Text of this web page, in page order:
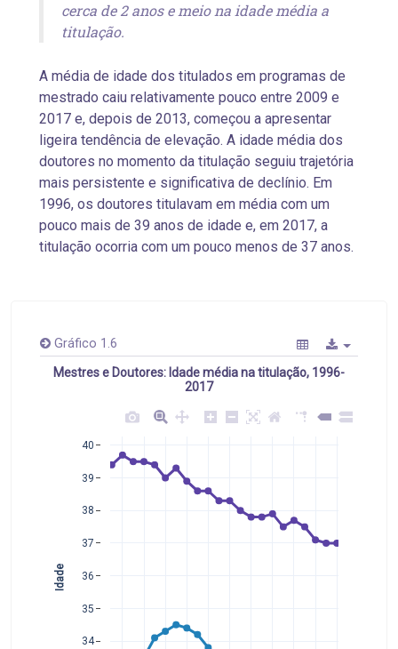
cerca de 2 anos e meio na idade média a
titulação.
A média de idade dos titulados em programas de
mestrado caiu relativamente pouco entre 2009 e
2017 e, depois de 2013, começou a apresentar
ligeira tendência de elevação. A idade média dos
doutores no momento da titulação seguiu trajetória
mais persistente e significativa de declínio. Em
1996, os doutores titulavam em média com um
pouco mais de 39 anos de idade e, em 2017, a
titulação ocorria com um pouco menos de 37 anos.
Gráfico 1.6
Mestres e Doutores: Idade média na titulação, 1996-
2017
34
35
36
37
38
39
40
Idade